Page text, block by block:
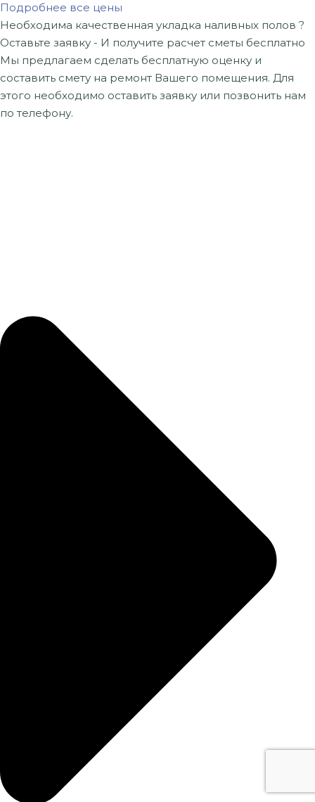
Подробнее все цены
Необходима качественная укладка наливных полов ?
Оставьте заявку - И получите расчет сметы бесплатно
Мы предлагаем сделать бесплатную оценку и
составить смету на ремонт Вашего помещения. Для
этого необходимо оставить заявку или позвонить нам
по телефону.